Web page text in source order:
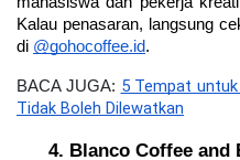
Kalau penasaran, langsung
di @gohocoffee.id.
BACA JUGA: 5 Tempat
Tidak Boleh Dilewatkan
Blanco Coffee and